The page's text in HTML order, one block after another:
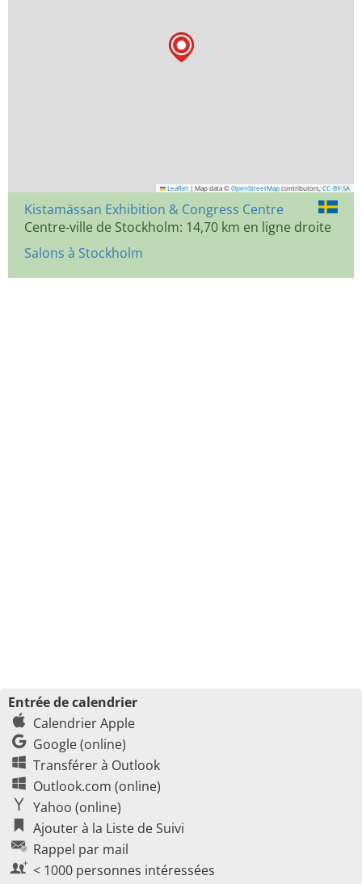
Leaflet | Map data © OpenStreetMap contributors, CC-BY-SA
Kistamässan Exhibition & Congress Centre
Centre-ville de Stockholm: 14,70 km en ligne droite
Salons à Stockholm
Entrée de calendrier
Calendrier Apple
Google (online)
Transférer à Outlook
Outlook.com (online)
Yahoo (online)
Ajouter à la Liste de Suivi
Rappel par mail
< 1000 personnes intéressées